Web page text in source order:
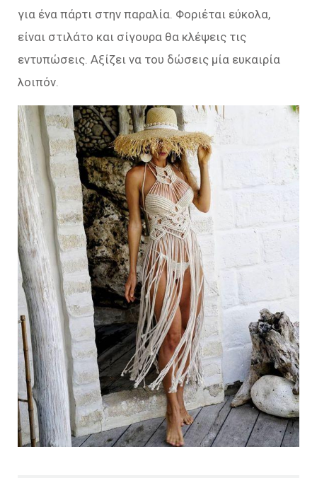
για ένα πάρτι στην παραλία. Φοριέται εύκολα,
είναι στιλάτο και σίγουρα θα κλέψεις τις
εντυπώσεις. Αξίζει να του δώσεις μία ευκαιρία
λοιπόν.